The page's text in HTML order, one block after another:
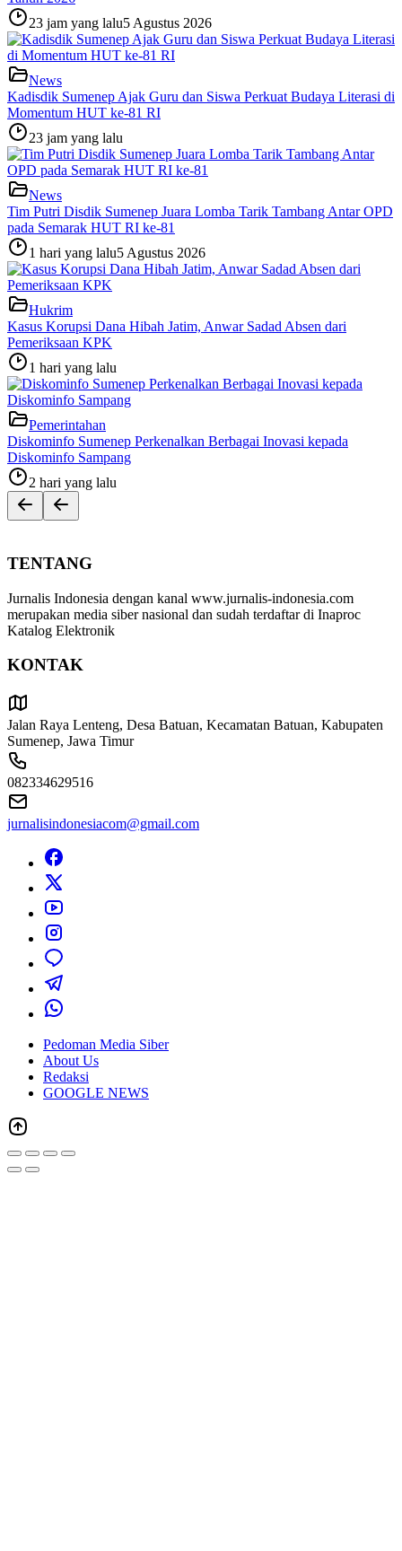
23 jam yang lalu5 Agustus 2026
News
Kadisdik Sumenep Ajak Guru dan Siswa Perkuat Budaya Literasi di
Momentum HUT ke-81 RI
23 jam yang lalu
News
Tim Putri Disdik Sumenep Juara Lomba Tarik Tambang Antar OPD
pada Semarak HUT RI ke-81
1 hari yang lalu5 Agustus 2026
Hukrim
Kasus Korupsi Dana Hibah Jatim, Anwar Sadad Absen dari
Pemeriksaan KPK
1 hari yang lalu
Pemerintahan
Diskominfo Sumenep Perkenalkan Berbagai Inovasi kepada
Diskominfo Sampang
2 hari yang lalu
TENTANG
Jurnalis Indonesia dengan kanal www.jurnalis-indonesia.com
merupakan media siber nasional dan sudah terdaftar di Inaproc
Katalog Elektronik
KONTAK
Jalan Raya Lenteng, Desa Batuan, Kecamatan Batuan, Kabupaten
Sumenep, Jawa Timur
082334629516
jurnalisindonesiacom@gmail.com
Pedoman Media Siber
About Us
Redaksi
GOOGLE NEWS